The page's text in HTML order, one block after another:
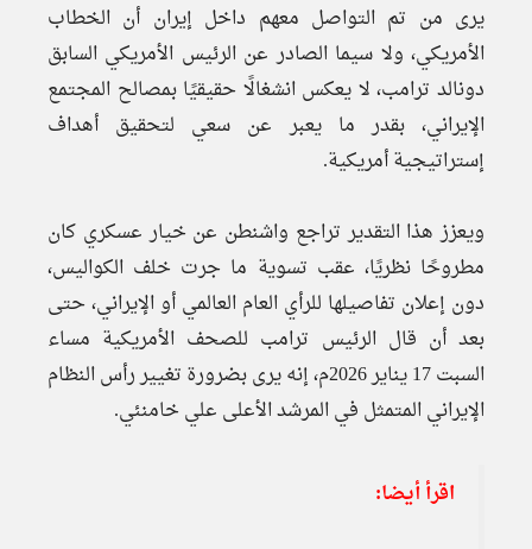
يرى من تم التواصل معهم داخل إيران أن الخطاب
الأمريكي، ولا سيما الصادر عن الرئيس الأمريكي السابق
دونالد ترامب، لا يعكس انشغالًا حقيقيًا بمصالح المجتمع
الإيراني، بقدر ما يعبر عن سعي لتحقيق أهداف
إستراتيجية أمريكية.
ويعزز هذا التقدير تراجع واشنطن عن خيار عسكري كان
مطروحًا نظريًا، عقب تسوية ما جرت خلف الكواليس،
دون إعلان تفاصيلها للرأي العام العالمي أو الإيراني، حتى
بعد أن قال الرئيس ترامب للصحف الأمريكية مساء
السبت 17 يناير 2026م، إنه يرى بضرورة تغيير رأس النظام
الإيراني المتمثل في المرشد الأعلى علي خامنئي.
اقرأ أيضا: